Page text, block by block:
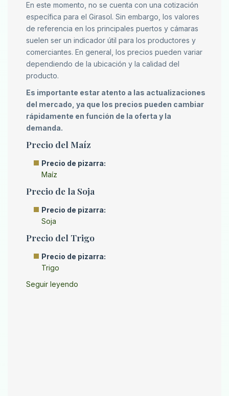
En este momento, no se cuenta con una cotización
específica para el Girasol. Sin embargo, los valores
de referencia en los principales puertos y cámaras
suelen ser un indicador útil para los productores y
comerciantes. En general, los precios pueden variar
dependiendo de la ubicación y la calidad del
producto.
Es importante estar atento a las actualizaciones
del mercado, ya que los precios pueden cambiar
rápidamente en función de la oferta y la
demanda.
Precio del Maíz
Precio de pizarra:
Maíz
Precio de la Soja
Precio de pizarra:
Soja
Precio del Trigo
Precio de pizarra:
Trigo
Seguir leyendo